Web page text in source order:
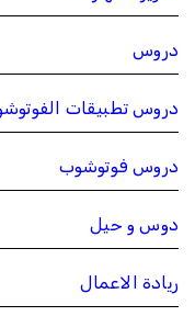
دروس
دروس تطبيقات
دروس فوتوشوب
دوس و حيل
ريادة الاعمال